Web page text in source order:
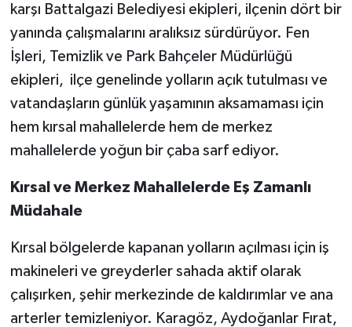
karşı Battalgazi Belediyesi ekipleri, ilçenin dört bir
yanında çalışmalarını aralıksız sürdürüyor. Fen
İşleri, Temizlik ve Park Bahçeler Müdürlüğü
ekipleri, ilçe genelinde yolların açık tutulması ve
vatandaşların günlük yaşamının aksamaması için
hem kırsal mahallelerde hem de merkez
mahallelerde yoğun bir çaba sarf ediyor.
Kırsal ve Merkez Mahallelerde Eş Zamanlı
Müdahale
Kırsal bölgelerde kapanan yolların açılması için iş
makineleri ve greyderler sahada aktif olarak
çalışırken, şehir merkezinde de kaldırımlar ve ana
arterler temizleniyor. Karagöz, Aydoğanlar Fırat,